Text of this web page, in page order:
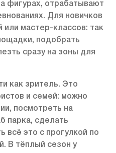
фигурах, отрабатывают
Для новичков
или мастер-классов: так
подобрать
сразу на зоны для
как зритель. Это
и семей: можно
посмотреть на
парка, сделать
всё это с прогулкой по
В тёплый сезон у